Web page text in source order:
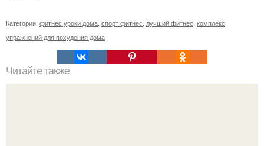
Категории: фитнес уроки дома спорт фитнес лучший фитнес комплекс
упражнений для похудения дома
Читайте также